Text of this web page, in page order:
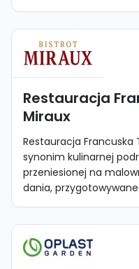
Restauracja
Miraux
Restauracja Francuska
synonim kulinarnej
przeniesionej na
dania,